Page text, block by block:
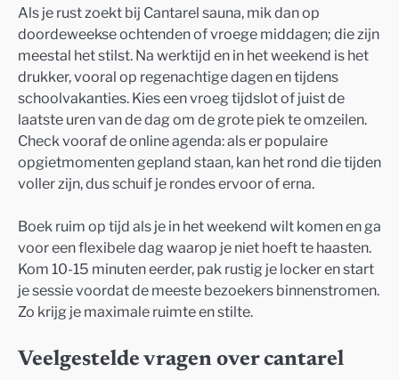
Als je rust zoekt bij Cantarel sauna, mik dan op
doordeweekse ochtenden of vroege middagen; die zijn
meestal het stilst. Na werktijd en in het weekend is het
drukker, vooral op regenachtige dagen en tijdens
schoolvakanties. Kies een vroeg tijdslot of juist de
laatste uren van de dag om de grote piek te omzeilen.
Check vooraf de online agenda: als er populaire
opgietmomenten gepland staan, kan het rond die tijden
voller zijn, dus schuif je rondes ervoor of erna.
Boek ruim op tijd als je in het weekend wilt komen en ga
voor een flexibele dag waarop je niet hoeft te haasten.
Kom 10-15 minuten eerder, pak rustig je locker en start
je sessie voordat de meeste bezoekers binnenstromen.
Zo krijg je maximale ruimte en stilte.
Veelgestelde vragen over cantarel